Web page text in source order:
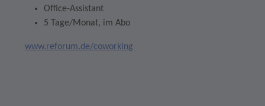
Office-Assistant
5 Tage/Monat, im Abo
www.reforum.de/coworking